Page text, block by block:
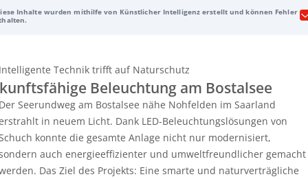
den Seerundweg mit der
Baureihe 48 Camino
erhöht, was bis zu 86% Energieeinsparung im Vergleich zu Standard-
ermöglicht. Der Stromverbrauch konnte von 24.000 auf 10.500 Watt
werden. Die Lösungen werden auf der EFA On Messe präsentiert,
Schuch sein umweltfreundliches Produktdesign hervorhebt, das
Materialien und modulare Bauweisen umfasst.
Inhalte wurden mithilfe von Künstlicher Intelligenz erstellt und können Fehler
Technik trifft auf Naturschutz
Beleuchtung am Bostalsee
Seerundweg am Bostalsee nähe Nohfelden im Saarland
in neuem Licht. Dank LED-Beleuchtungslösungen von
konnte die gesamte Anlage nicht nur modernisiert,
auch energieeffizienter und umweltfreundlicher gemacht
Das Ziel des Projekts: Eine smarte und naturverträgliche